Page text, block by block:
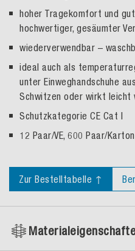
hoher Tragekomfort und
hochwertiger, gesäumter
wiederverwendbar –
ideal auch als
unter Einweghandschuhe
Schwitzen oder wirkt leicht
Schutzkategorie CE Cat I
12 Paar/VE, 600 Paar/Karton
Zur Bestelltabelle ↑